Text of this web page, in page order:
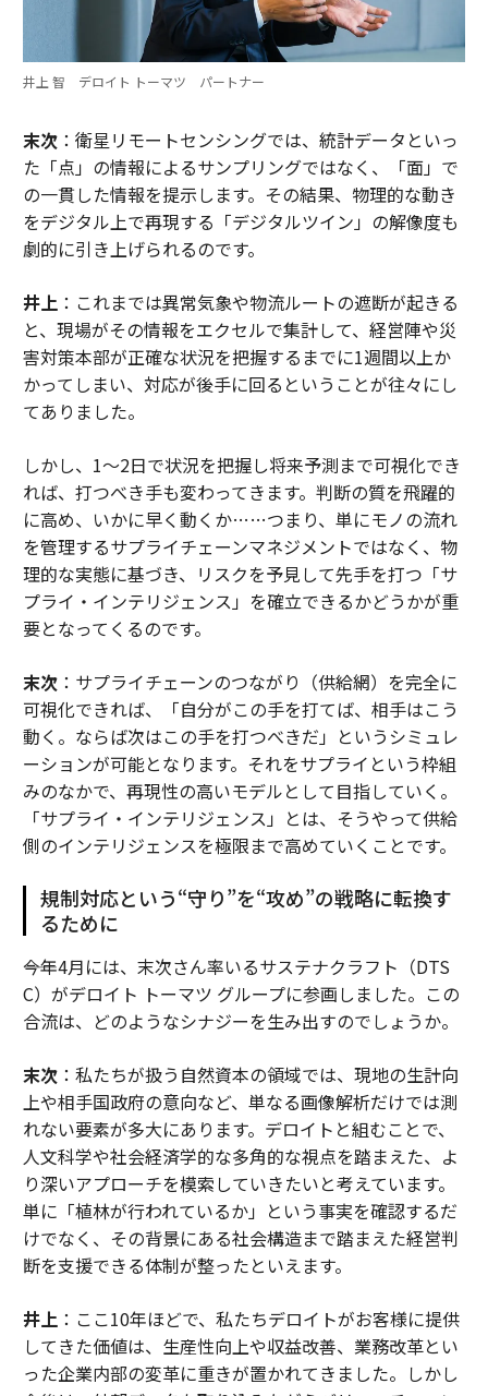
井上 智 デロイト トーマツ パートナー
末次：衛星リモートセンシングでは、統計データといっ
た「点」の情報によるサンプリングではなく、「面」で
の一貫した情報を提示します。その結果、物理的な動き
をデジタル上で再現する「デジタルツイン」の解像度も
劇的に引き上げられるのです。
井上：これまでは異常気象や物流ルートの遮断が起きる
と、現場がその情報をエクセルで集計して、経営陣や災
害対策本部が正確な状況を把握するまでに1週間以上か
かってしまい、対応が後手に回るということが往々にし
てありました。
しかし、1〜2日で状況を把握し将来予測まで可視化でき
れば、打つべき手も変わってきます。判断の質を飛躍的
に高め、いかに早く動くか……つまり、単にモノの流れ
を管理するサプライチェーンマネジメントではなく、物
理的な実態に基づき、リスクを予見して先手を打つ「サ
プライ・インテリジェンス」を確立できるかどうかが重
要となってくるのです。
末次：サプライチェーンのつながり（供給網）を完全に
可視化できれば、「自分がこの手を打てば、相手はこう
動く。ならば次はこの手を打つべきだ」というシミュレ
ーションが可能となります。それをサプライという枠組
みのなかで、再現性の高いモデルとして目指していく。
「サプライ・インテリジェンス」とは、そうやって供給
側のインテリジェンスを極限まで高めていくことです。
規制対応という“守り”を“攻め”の戦略に転換す
るために
――今年4月には、末次さん率いるサステナクラフト（DTS
C）がデロイト トーマツ グループに参画しました。この
合流は、どのようなシナジーを生み出すのでしょうか。
末次：私たちが扱う自然資本の領域では、現地の生計向
上や相手国政府の意向など、単なる画像解析だけでは測
れない要素が多大にあります。デロイトと組むことで、
人文科学や社会経済学的な多角的な視点を踏まえた、よ
り深いアプローチを模索していきたいと考えています。
単に「植林が行われているか」という事実を確認するだ
けでなく、その背景にある社会構造まで踏まえた経営判
断を支援できる体制が整ったといえます。
井上：ここ10年ほどで、私たちデロイトがお客様に提供
してきた価値は、生産性向上や収益改善、業務改革とい
った企業内部の変革に重きが置かれてきました。しかし